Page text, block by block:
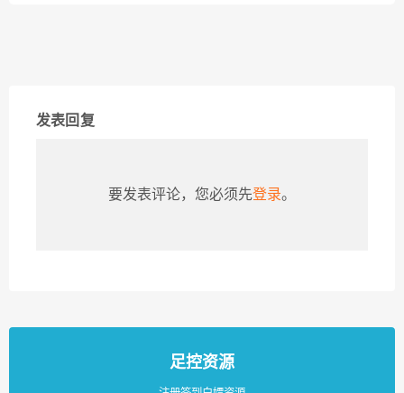
发表回复
要发表评论，您必须先登录。
足控资源